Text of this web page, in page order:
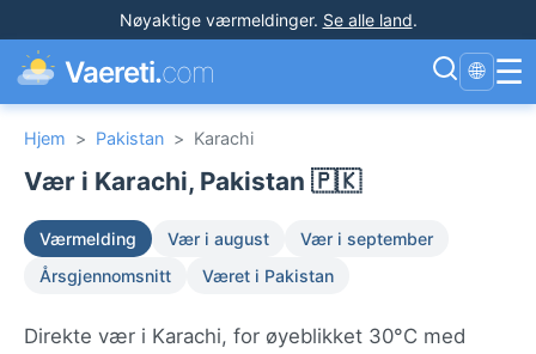
Nøyaktige værmeldinger. Se alle land.
Vaereti.com 🌐 ☰
Hjem > Pakistan > Karachi
Vær i Karachi, Pakistan 🇵🇰
Værmelding Vær i august
Vær i september
Årsgjennomsnitt
Været i Pakistan
Direkte vær i Karachi, for øyeblikket 30°C med